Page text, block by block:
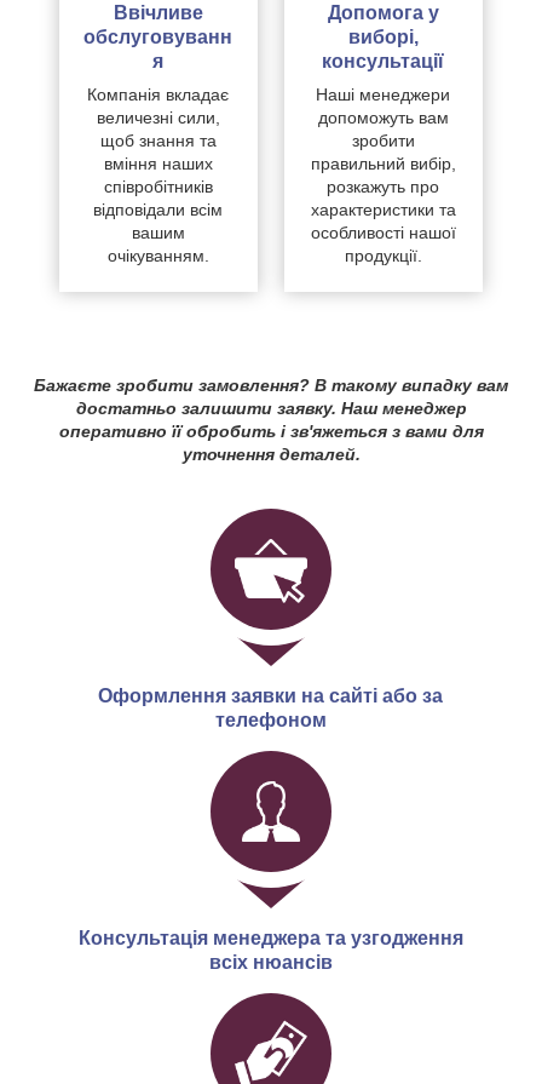
Ввічливе
обслуговуванн
я
Компанія вкладає
величезні сили,
щоб знання та
вміння наших
співробітників
відповідали всім
вашим
очікуванням.
Допомога у
виборі,
консультації
Наші менеджери
допоможуть вам
зробити
правильний вибір,
розкажуть про
характеристики та
особливості нашої
продукції.
Бажаєте зробити замовлення? В такому випадку вам
достатньо залишити заявку. Наш менеджер
оперативно її обробить і зв'яжеться з вами для
уточнення деталей.
Оформлення заявки на сайті або за
телефоном
Консультація менеджера та узгодження
всіх нюансів